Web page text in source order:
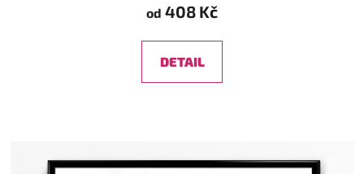
od 408 Kč
DETAIL